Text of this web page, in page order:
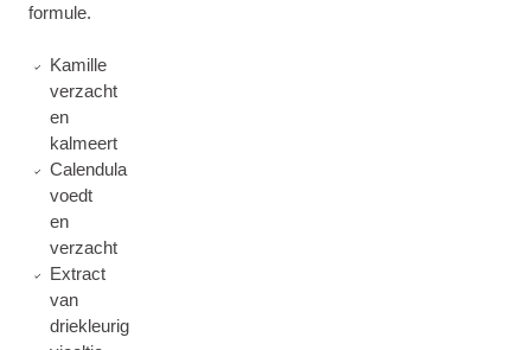
formule.
Kamille
verzacht
en
kalmeert
Calendula
voedt
en
verzacht
Extract
van
driekleurig